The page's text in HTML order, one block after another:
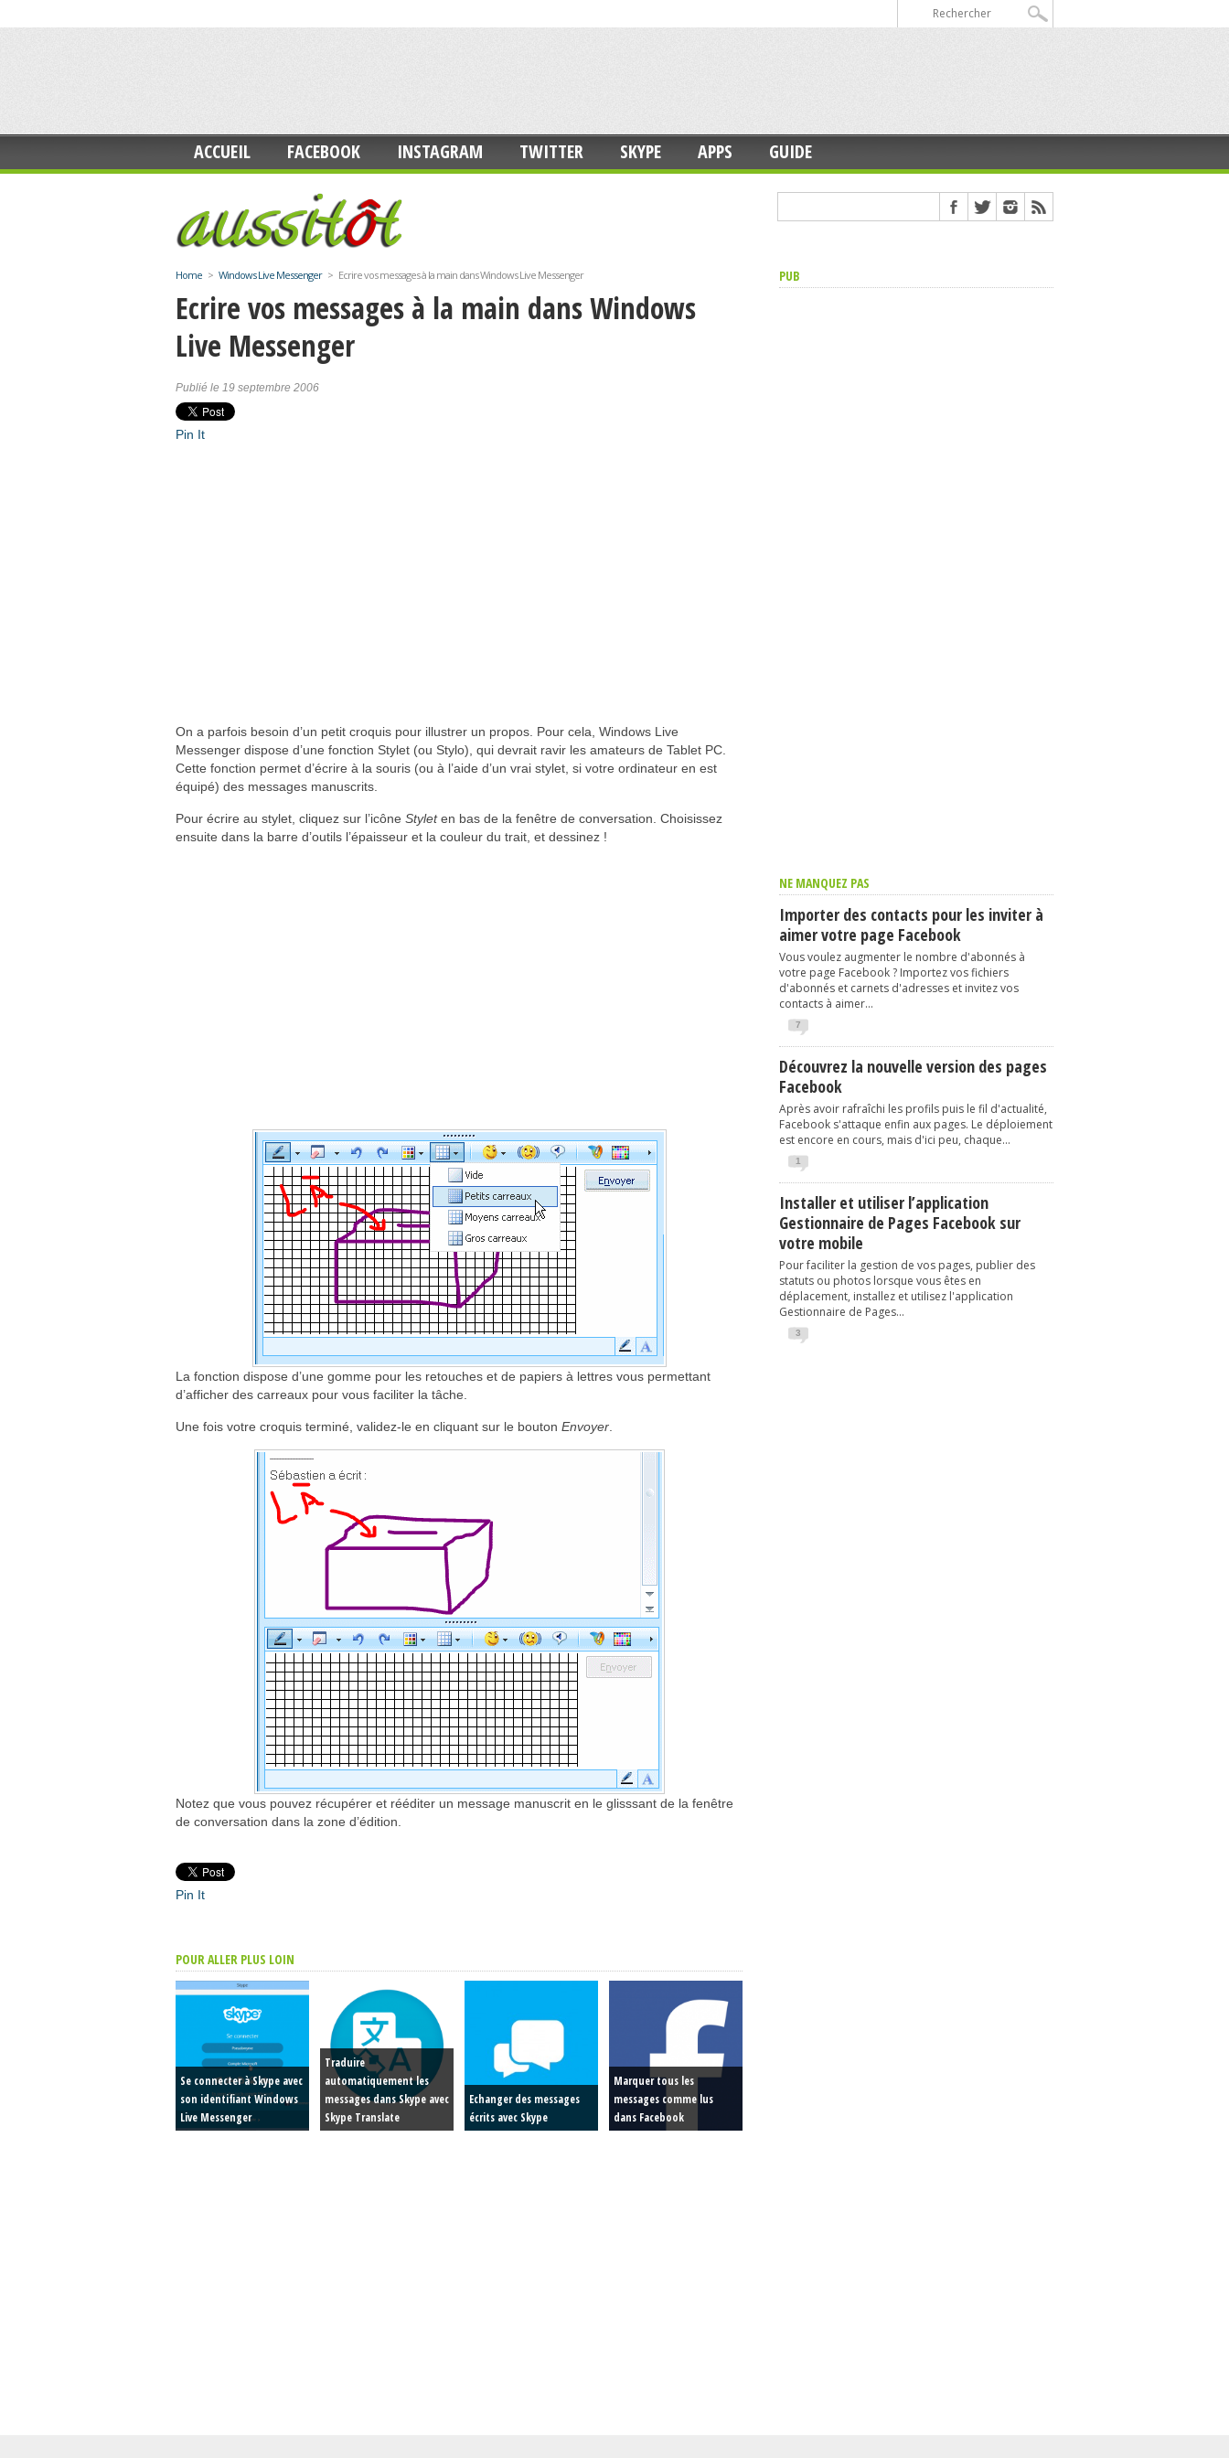
ACCUEIL FACEBOOK INSTAGRAM TWITTER SKYPE APPS GUIDE
Home > Windows Live Messenger> Ecrire vos messages à la main dans Windows Live Messenger
Ecrire vos messages à la main dans Windows
Live Messenger
Publié le 19 septembre 2006
Pin It
On a parfois besoin d’un petit croquis pour illustrer un propos. Pour cela, Windows Live
Messenger dispose d’une fonction Stylet (ou Stylo), qui devrait ravir les amateurs de Tablet PC.
Cette fonction permet d’écrire à la souris (ou à l’aide d’un vrai stylet, si votre ordinateur en est
équipé) des messages manuscrits.
Pour écrire au stylet, cliquez sur l’icône Styleten bas de la fenêtre de conversation. Choisissez
ensuite dans la barre d’outils l’épaisseur et la couleur du trait, et dessinez !
La fonction dispose d’une gomme pour les retouches et de papiers à lettres vous permettant
d’afficher des carreaux pour vous faciliter la tâche.
Une fois votre croquis terminé, validez-le en cliquant sur le bouton Envoyer
Notez que vous pouvez récupérer et rééditer un message manuscrit en le glisssant de la fenêtre
de conversation dans la zone d’édition.
Pin It
POUR ALLER PLUS LOIN
Se connecter à Skype avec
son identifiant Windows
Live Messenger
Traduire
automatiquement les
messages dans Skype avec
Skype Translate
Echanger des messages
écrits avec Skype
Marquer tous les
messages comme lus
dans Facebook
PUB
NE MANQUEZ PAS
Importer des contacts pour les inviter à
aimer votre page Facebook
Vous voulez augmenter le nombre d'abonnés à
votre page Facebook ? Importez vos fichiers
d'abonnés et carnets d'adresses et invitez vos
contacts à aimer...
7
Découvrez la nouvelle version des pages
Facebook
Après avoir rafraîchi les profils puis le fil d'actualité,
Facebook s'attaque enfin aux pages. Le déploiement
est encore en cours, mais d'ici peu, chaque...
1
Installer et utiliser l’application
Gestionnaire de Pages Facebook sur
votre mobile
Pour faciliter la gestion de vos pages, publier des
statuts ou photos lorsque vous êtes en
déplacement, installez et utilisez l'application
Gestionnaire de Pages...
3